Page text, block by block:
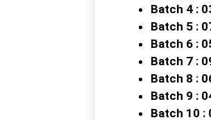
Batch 4 :
Batch 5 :
Batch 6 :
Batch 7 :
Batch 8 :
Batch 9 :
Batch 10 :